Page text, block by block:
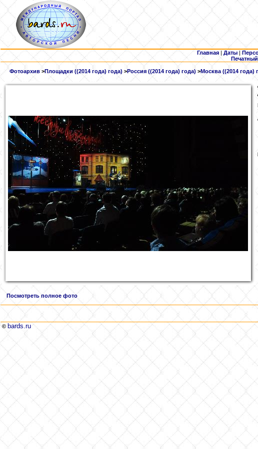
Главная | Даты |
Фотоархив >Площадки ((2014 года) года) >Россия ((2014 года) года) >Москва ((2014 года)
Посмотреть полное фото
© bards.ru